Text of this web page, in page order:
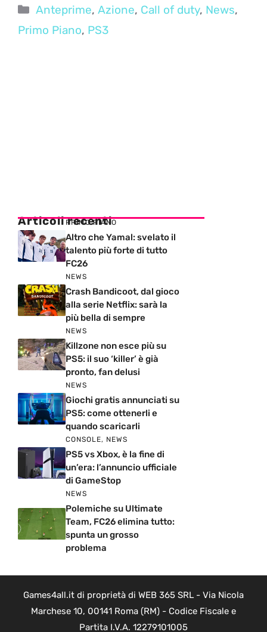
Categorie
Anteprime,Azione, Call of duty, News,
Primo Piano, PS3
Articoli recenti
PRIMO PIANO
Altro che Yamal: svelato il
talento più forte di tutto
FC26
NEWS
Crash Bandicoot, dal gioco
alla serie Netflix: sarà la
più bella di sempre
NEWS
Killzone non esce più su
PS5: il suo ‘killer’ è già
pronto, fan delusi
NEWS
Giochi gratis annunciati su
PS5: come ottenerli e
quando scaricarli
CONSOLE, NEWS
PS5 vs Xbox, è la fine di
un’era: l’annuncio ufficiale
di GameStop
NEWS
Polemiche su Ultimate
Team, FC26 elimina tutto:
spunta un grosso
problema
Games4all.it di proprietà di WEB 365 SRL - Via Nicola
Marchese 10, 00141 Roma (RM) - Codice Fiscale e
Partita I.V.A. 12279101005